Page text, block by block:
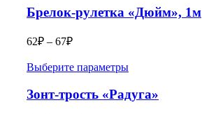
Брелок-рулетка «Дюйм», 1м
62₽ – 67₽
Выберите параметры
Зонт-трость «Радуга»